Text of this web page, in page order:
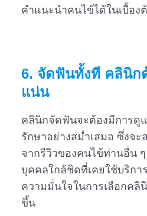
คำแนะนำคนไข้ได้ในเบื้อง
6. จัดฟันทั้งที คลินิก
แน่น
คลินิกจัดฟันจะต้องมีการดู
รักษาอย่างสม่ำเสมอ ซึ่งจ
จากรีวิวของคนไข้ท่านอื่น
บุคคลใกล้ชิดที่เคยใช้บริกา
ความมั่นใจในการเลือกคลิ
ขึ้น